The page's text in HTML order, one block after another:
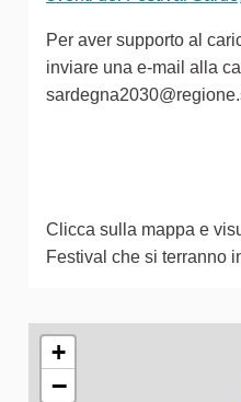
Per aver supporto al
inviare una e-mail alla
Clicca sulla mappa e
Festival che si terranno
L'elemento seguente è
+
−